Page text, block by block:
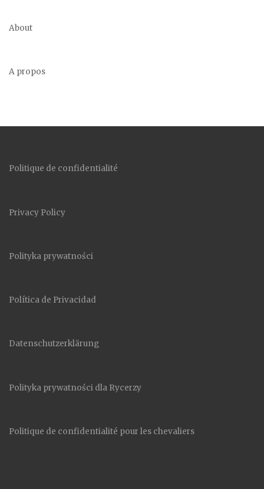
About
A propos
Politique de confidentialité
Privacy Policy
Polityka prywatności
Política de Privacidad
Datenschutzerklärung
Polityka prywatności dla Rycerzy
Politique de confidentialité pour les chevaliers